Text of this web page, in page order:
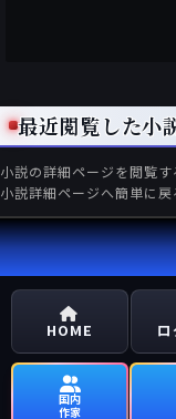
最近閲覧した小
小説の詳細ページを閲覧
小説詳細ページへ簡単に戻
HOME
国内
作家